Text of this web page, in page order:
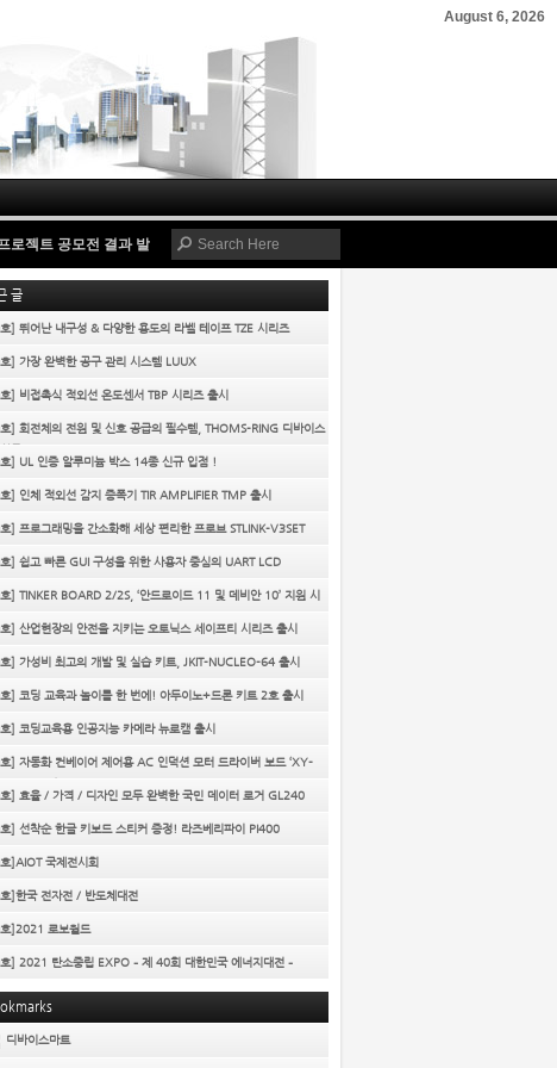
August 6, 2026
젝트 공모전 결과 발표! -2021-05-12
글
] 뛰어난 내구성 & 다양한 용도의 라벨 테이프 TZE 시리즈
] 가장 완벽한 공구 관리 시스템 LUUX
] 비접촉식 적외선 온도센서 TBP 시리즈 출시
] 회전체의 전원 및 신호 공급의 필수템, THOMS-RING 디바이스
] UL 인증 알루미늄 박스 14종 신규 입점 !
] 인체 적외선 감지 증폭기 TIR AMPLIFIER TMP 출시
] 프로그래밍을 간소화해 세상 편리한 프로브 STLINK-V3SET
] 쉽고 빠른 GUI 구성을 위한 사용자 중심의 UART LCD
] TINKER BOARD 2/2S, ‘안드로이드 11 및 데비안 10’ 지원 시
] 산업현장의 안전을 지키는 오토닉스 세이프티 시리즈 출시
] 가성비 최고의 개발 및 실습 키트, JKIT-NUCLEO-64 출시
] 코딩 교육과 놀이를 한 번에! 아두이노+드론 키트 2호 출시
] 코딩교육용 인공지능 카메라 뉴로캠 출시
] 자동화 컨베이어 제어용 AC 인덕션 모터 드라이버 보드 ‘XY-
] 효율 / 가격 / 디자인 모두 완벽한 국민 데이터 로거 GL240
] 선착순 한글 키보드 스티커 증정! 라즈베리파이 PI400
]AIOT 국제전시회
]한국 전자전 / 반도체대전
]2021 로보월드
] 2021 탄소중립 EXPO – 제 40회 대한민국 에너지대전 –